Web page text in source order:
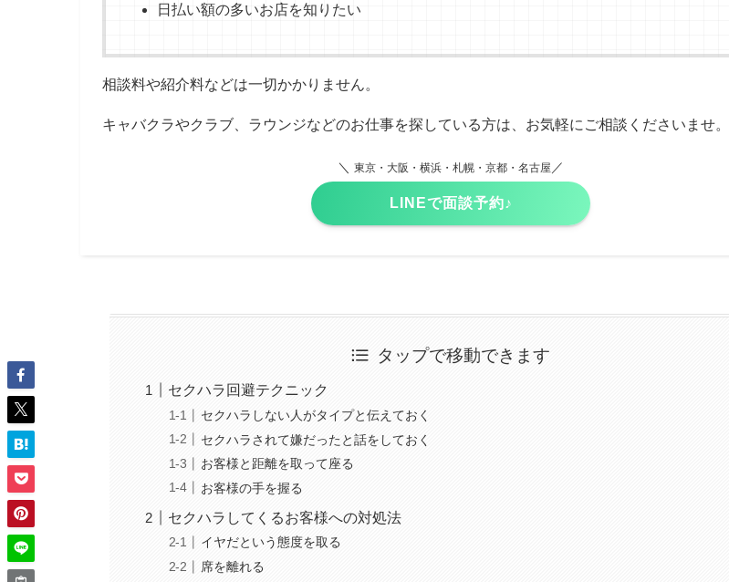
日払い額の多いお店を知りたい
相談料や紹介料などは一切かかりません。
キャバクラやクラブ、ラウンジなどのお仕事を探している方は、お気軽にご相談くださいませ。
＼ 東京・大阪・横浜・札幌・京都・名古屋 ／
LINEで面談予約♪
タップで移動できます
セクハラ回避テクニック
セクハラしない人がタイプと伝えておく
セクハラされて嫌だったと話をしておく
お客様と距離を取って座る
お客様の手を握る
セクハラしてくるお客様への対処法
イヤだという態度を取る
席を離れる